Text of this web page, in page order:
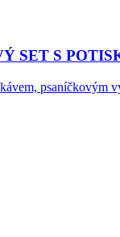
SET S
psaníčkovým